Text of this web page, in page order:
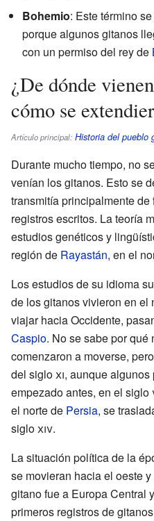
Bohemio: Este término
porque algunos gitanos
con un permiso del rey de
¿De dónde
cómo se
Artículo principal: Historia del pueblo
Durante mucho tiempo, no
venían los gitanos. Esto se
transmitía principalmente
registros escritos. La teoría
estudios genéticos y
región de Rayastán, en el
Los estudios de su idioma
de los gitanos vivieron en el
viajar hacia Occidente,
Caspio. No se sabe por
comenzaron a moverse,
del sigloxi, aunque
empezado antes, en el siglo
el norte de Persia, se
sigloxiv.
La situación política de la
se movieran hacia el oeste
gitano fue a Europa Central
primeros registros de